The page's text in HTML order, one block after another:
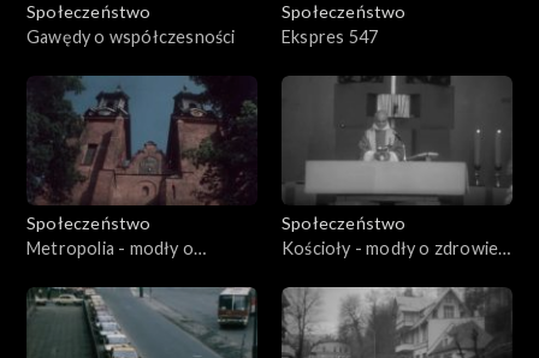
Społeczeństwo
Gawędy o współczesności
Społeczeństwo
Ekspres 547
Społeczeństwo
Metropolia - modły o
Społeczeństwo
Kościoły - modły o zdrowie